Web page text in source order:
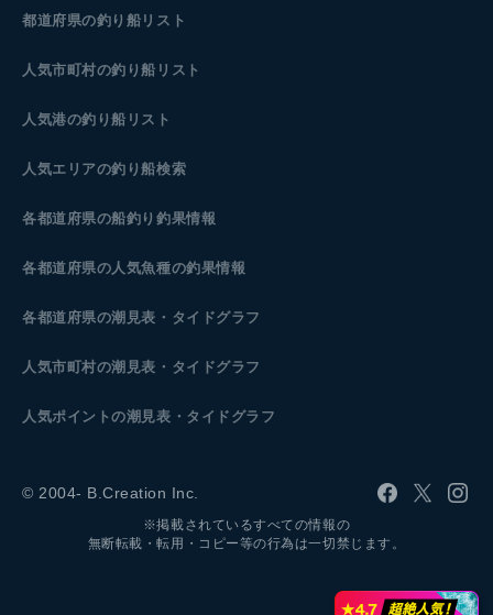
都道府県の釣り船リスト
人気市町村の釣り船リスト
人気港の釣り船リスト
人気エリアの釣り船検索
各都道府県の船釣り釣果情報
各都道府県の人気魚種の釣果情報
各都道府県の潮見表 ・タイドグラフ
人気市町村の潮見表・タイドグラフ
人気ポイントの潮見表・タイドグラフ
© 2004- B.Creation Inc.
※掲載されているすべての情報の
無断転載・転用・コピー等の行為は一切禁じます。